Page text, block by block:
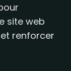
site web
renforcer